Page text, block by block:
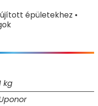
épületekhez •
kg